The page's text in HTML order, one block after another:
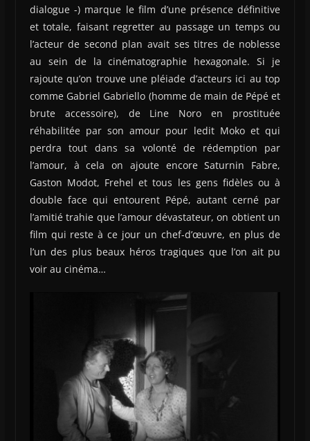
dialogue -) marque le film d’une présence définitive
et totale, faisant regretter au passage un temps ou
l’acteur de second plan avait ses titres de noblesse
au sein de la cinématographie hexagonale. Si je
rajoute qu’on trouve une pléiade d’acteurs ici au top
comme Gabriel Gabriello (homme de main de Pépé et
brute accessoire), de Line Noro en prostituée
réhabilitée par son amour pour ledit Moko et qui
perdra tout dans sa volonté de rédemption par
l’amour, à cela on ajoute encore Saturnin Fabre,
Gaston Modot, Frehel et tous les gens fidèles ou à
double face qui entourent Pépé, autant cerné par
l’amitié trahie que l’amour dévastateur, on obtient un
film qui reste à ce jour un chef-d’œuvre, en plus de
l’un des plus beaux héros tragiques que l’on ait pu
voir au cinéma…